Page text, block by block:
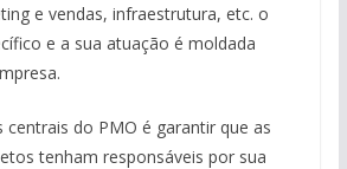
e vendas, infraestrutura, etc. o
e a sua atuação é moldada
do PMO é garantir que as
tenham responsáveis por sua